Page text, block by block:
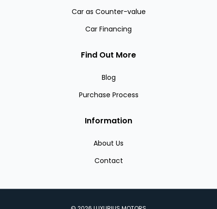
Car as Counter-value
Car Financing
Find Out More
Blog
Purchase Process
Information
About Us
Contact